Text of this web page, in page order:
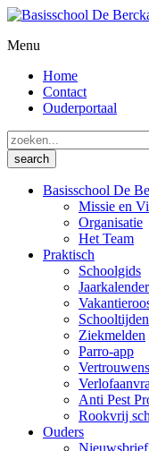
Menu
Home
Contact
Ouderportaal
Basisschool De
Missie en
Organisatie
Het Team
Praktisch
Schoolgids
Jaarkalender
Schooltijden
Ziekmelden
Parro-app
Anti Pest
Rookvrij
Ouders
Nieuwsbrief